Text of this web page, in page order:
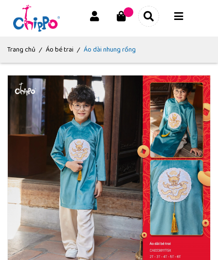
Trang chủ | Áo bé trai | Áo dài nhung rồng